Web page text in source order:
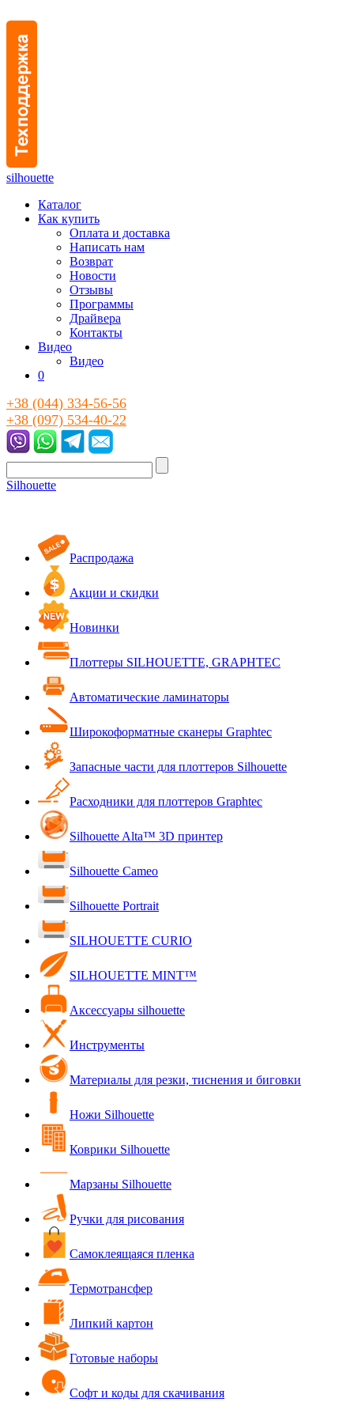
silhouette
Каталог
Как купить
Оплата и доставка
Написать нам
Возврат
Новости
Отзывы
Программы
Драйвера
Контакты
Видео
Видео
0
+38 (044) 334-56-56
+38 (097) 534-40-22
Silhouette
Распродажа
Акции и скидки
Новинки
Плоттеры SILHOUETTE, GRAPHTEC
Автоматические ламинаторы
Широкоформатные сканеры Graphtec
Запасные части для плоттеров Silhouette
Расходники для плоттеров Graphtec
Silhouette Alta™ 3D принтер
Silhouette Cameo
Silhouette Portrait
SILHOUETTE CURIO
SILHOUETTE MINT™
Аксессуары silhouette
Инструменты
Материалы для резки, тиснения и биговки
Ножи Silhouette
Коврики Silhouette
Марзаны Silhouette
Ручки для рисования
Самоклеящаяся пленка
Термотрансфер
Липкий картон
Готовые наборы
Софт и коды для скачивания